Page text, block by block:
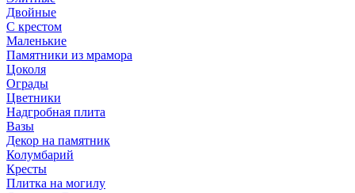
Двойные
С крестом
Маленькие
Памятники из мрамора
Цоколя
Ограды
Цветники
Надгробная плита
Вазы
Декор на памятник
Колумбарий
Кресты
Плитка на могилу